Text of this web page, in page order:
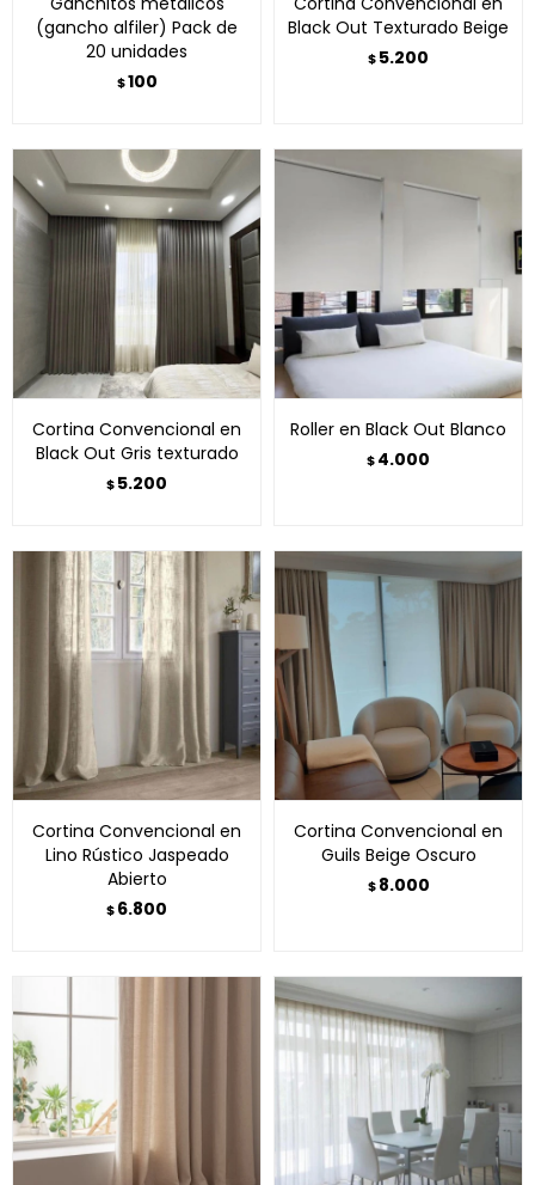
(gancho alfiler) Pack de
20 unidades
$100
Black Out Texturado Beige
$5.200
Cortina Convencional en
Black Out Gris texturado
$5.200
Roller en Black Out Blanco
$4.000
Cortina Convencional en
Lino Rústico Jaspeado
Abierto
$6.800
Cortina Convencional en
Guils Beige Oscuro
$ 8.000